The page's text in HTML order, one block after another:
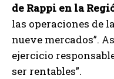
de Rappi en la
las operaciones de
nueve mercados”.
ejercicio
ser rentables”.